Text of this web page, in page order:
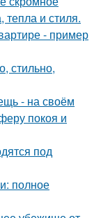
и стиля.
- пример
стильно,
- на своём
покоя и
под
полное